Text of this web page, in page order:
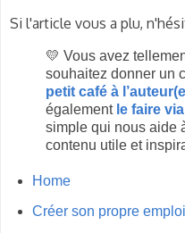
Si l'article vous a plu,
💛 Vous avez
souhaitez donner un
petit café à
également le faire
simple qui nous aide
contenu utile et
Home
Créer son propre emploi